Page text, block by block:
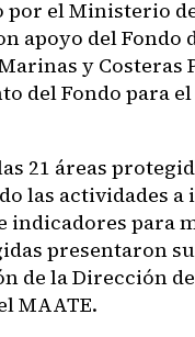
por el Ministerio
apoyo del Fondo
y
del Fondo para
21 áreas
las actividades
indicadores para
presentaron
de la Dirección
MAATE.